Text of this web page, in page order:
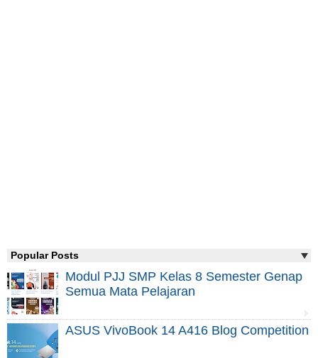
Popular Posts
Modul PJJ SMP Kelas 8 Semester Genap
Semua Mata Pelajaran
ASUS VivoBook 14 A416 Blog Competition